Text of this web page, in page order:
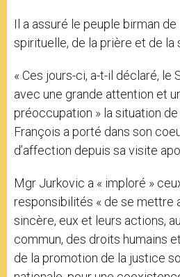
Il a assuré le peuple birman
spirituelle, de la prière et de la
« Ces jours-ci, a-t-il déclaré, le
avec une grande attention et
préoccupation » la situation
François a porté dans son
d’affection depuis sa visite
Mgr Jurkovic a « imploré »
responsibilités « de se mettre
sincère, eux et leurs actions,
commun, des droits humains
de la promotion de la justice